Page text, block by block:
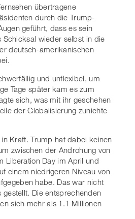
übertragene
durch die Trump-
geführt, dass es sein
wieder selbst in die
deutsch-amerikanischen
und unflexibel, um
Tage später kam es zum
sich, was mit ihr geschehen
der Globalisierung zunichte
Kraft. Trump hat dabei keinen
zwischen der Androhung von
Liberation Day im April und
einem niedrigeren Niveau von
habe. Das war nicht
Die entsprechenden
sich mehr als 1.1 Millionen